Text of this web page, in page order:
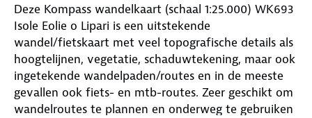
Deze Kompass wandelkaart (schaal 1:25.000) WK693
Isole Eolie o Lipari is een uitstekende
wandel/fietskaart met veel topografische details als
hoogtelijnen, vegetatie, schaduwtekening, maar ook
ingetekende wandelpaden/routes en in de meeste
gevallen ook fiets- en mtb-routes. Zeer geschikt om
wandelroutes te plannen en onderweg te gebruiken